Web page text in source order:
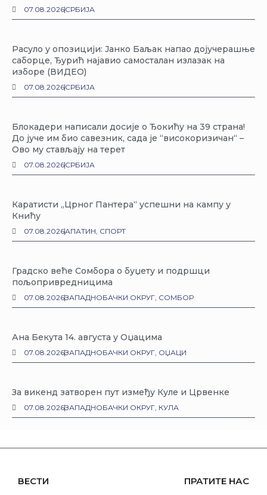
07.08.2026СРБИЈА
Расуло у опозицији: Јанко Баљак напао дојучерашње
саборце, Ђурић најавио самосталан излазак на
изборе (ВИДЕО)
07.08.2026СРБИЈА
Блокадери написали досије о Ђокићу на 39 страна!
До јуче им био савезник, сада је “високоризичан“ –
Ово му стављају на терет
07.08.2026СРБИЈА
Каратисти „Црног Пантера“ успешни на кампу у
Книћу
07.08.2026АПАТИН, СПОРТ
Градско веће Сомбора о буџету и подршци
пољопривредницима
07.08.2026ЗАПАДНОБАЧКИ ОКРУГ, СОМБОР
Ана Бекута 14. августа у Оџацима
07.08.2026ЗАПАДНОБАЧКИ ОКРУГ, ОЏАЦИ
За викенд затворен пут између Куле и Црвенке
07.08.2026ЗАПАДНОБАЧКИ ОКРУГ, КУЛА
ВЕСТИ ПРАТИТЕ НАС